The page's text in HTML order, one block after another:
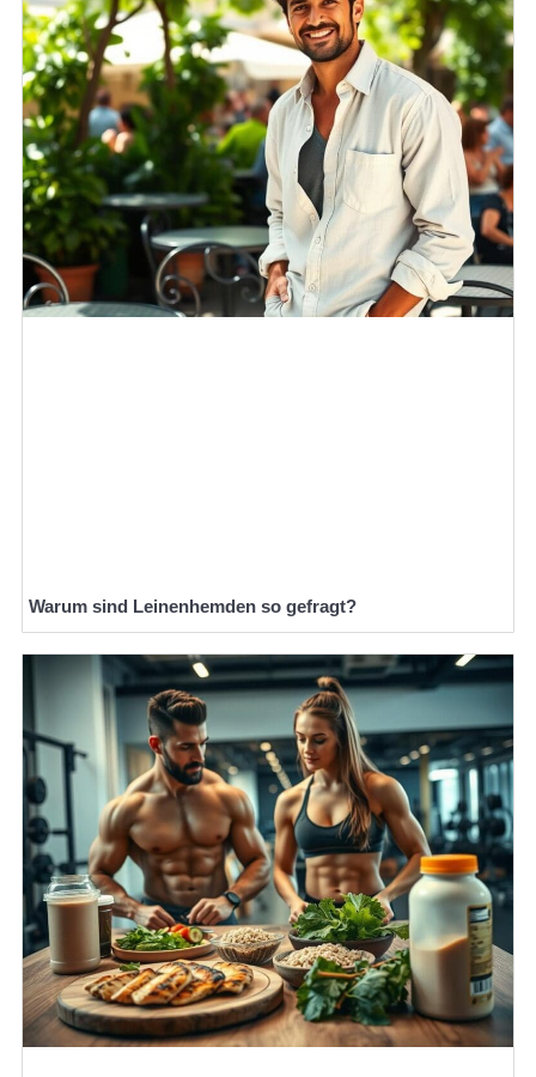
Warum sind Leinenhemden so gefragt?